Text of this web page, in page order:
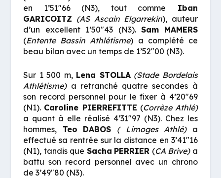
en 1’51″66 (N3), tout comme Iban
GARICOITZ (AS Ascain Elgarrekin), auteur
d’un excellent 1’50″43 (N3).Sam MAMERS
(Entente Bassin Athlétisme) a complété ce
beau bilan avec un temps de 1’52″00 (N3).
Sur 1 500 m, Lena STOLLA (Stade Bordelais
Athlétisme)a retranché quatre secondes à
son record personnel pour le fixer à 4’20″69
(N1). Caroline PIERREFITTE (Corrèze Athlé)
a quant à elle réalisé 4’31″97 (N3). Chez les
hommes, Teo DABOS ( Limoges Athlé)a
effectué sa rentrée sur la distance en 3’41″16
(N1), tandis que Sacha PERRIER (CA Brive)a
battu son record personnel avec un chrono
de 3’49″80 (N3).